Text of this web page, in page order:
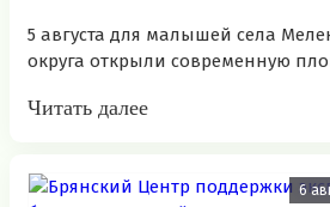
5 августа для малышей села
округа открыли современную
Читать далее
6